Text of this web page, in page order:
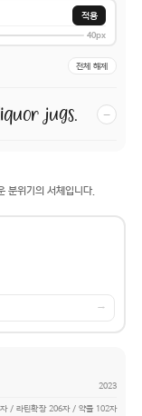
적용
40px
전체 해제
jugs. −
분위기의 서체입니다.
→
2023
/ 라틴확장 206자 / 약물 102자